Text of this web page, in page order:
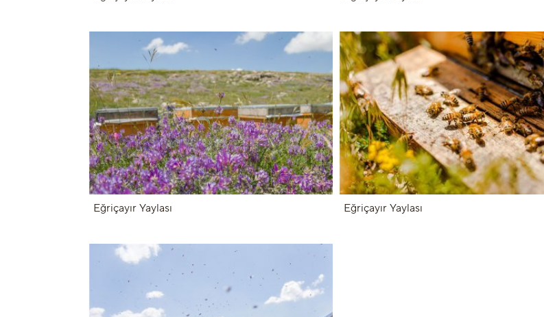
Eğriçayır Yaylası Eğriçayır Yaylası